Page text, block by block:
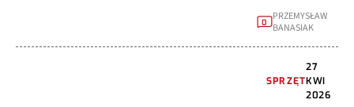
0 PRZEMYSŁAW
BANASIAK
SPRZĘT
27
KWI
2026